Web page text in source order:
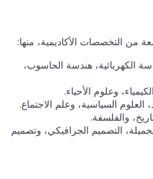
من التخصصات الأكاديمية، منها:
الكهربائية، هندسة الحاسوب،
وعلوم الأحياء.
العلوم السياسية، وعلم الاجتماع.
والفلسفة.
التصميم الجرافيكي، وتصميم